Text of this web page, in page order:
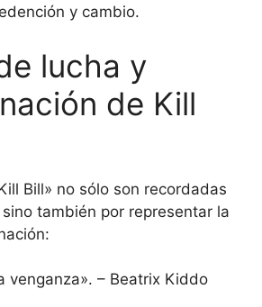
y cambio.
lucha y
de Kill
Bill» no sólo son recordadas
también por representar la
venganza». – Beatrix Kiddo